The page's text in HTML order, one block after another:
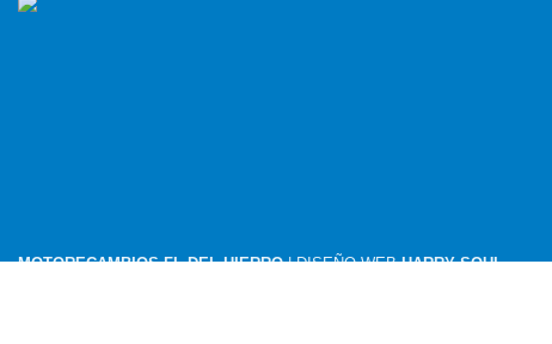
MOTORECAMBIOS FL DEL HIERRO| DISEÑO WEBHARRY SOUL